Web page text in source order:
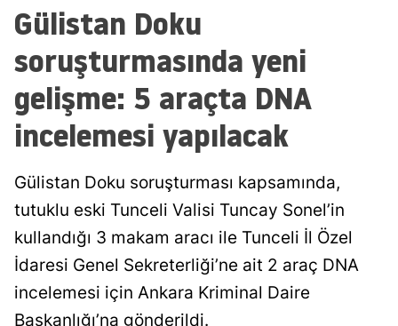
Gülistan Doku
soruşturmasında yeni
gelişme: 5 araçta DNA
incelemesi yapılacak
Gülistan Doku soruşturması kapsamında,
tutuklu eski Tunceli Valisi Tuncay Sonel’in
kullandığı 3 makam aracı ile Tunceli İl Özel
İdaresi Genel Sekreterliği’ne ait 2 araç DNA
incelemesi için Ankara Kriminal Daire
Başkanlığı’na gönderildi.